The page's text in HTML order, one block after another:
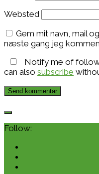
Websted
Gem mit navn, mail
næste gang jeg
Notify me of
can also subscribe
Follow: